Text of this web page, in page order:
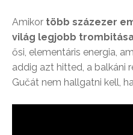
Amikor több százezer
világ legjobb
ősi, elementáris energia,
addig azt hitted, a balkáni
Gučát nem hallgatni kell,